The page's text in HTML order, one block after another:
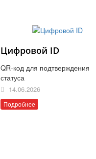
Цифровой ID
QR-код для подтверждения
статуса
14.06.2026
Подробнее